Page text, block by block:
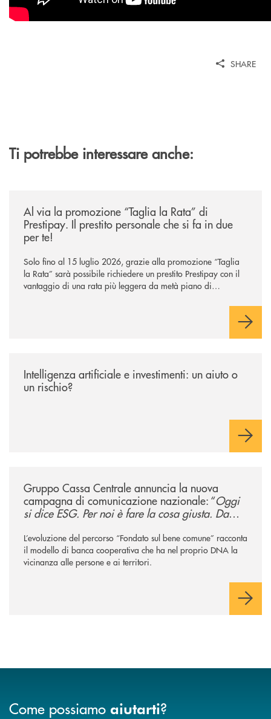
SHARE
Ti potrebbe interessare anche:
Al via la promozione “Taglia la Rata” di
Prestipay. Il prestito personale che si fa in due
per te!
Solo fino al 15 luglio 2026, grazie alla promozione “Taglia
la Rata” sarà possibile richiedere un prestito Prestipay con il
vantaggio di una rata più leggera da metà piano di
Intelligenza artificiale e investimenti: un aiuto o
un rischio?
Gruppo Cassa Centrale annuncia la nuova
campagna di comunicazione nazionale: “Oggi
si dice ESG. Per noi è fare la cosa giusta. Da
L’evoluzione del percorso “Fondato sul bene comune” racconta
il modello di banca cooperativa che ha nel proprio DNA la
vicinanza alle persone e ai territori.
Come possiamo aiutarti?